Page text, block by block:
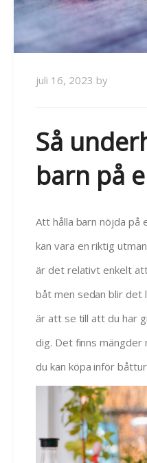
juli 16, 2023 by
Så
barn på
Att hålla barn nöjda på
kan vara en riktig
är det relativt enkelt
båt men sedan blir
är att se till att du har
dig. Det finns
du kan köpa inför